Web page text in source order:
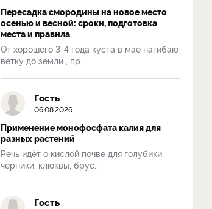
Пересадка смородины на новое место
осенью и весной: сроки, подготовка
места и правила
От хорошего 3-4 года куста в мае нагибаю
ветку до земли , пр...
Гость
06.08.2026
Применение монофосфата калия для
разных растений
Речь идёт о кислой почве для голубики,
черники, клюквы, брус...
Гость